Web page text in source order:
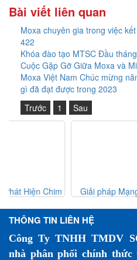
Bài viết liên quan
Moxa chuyên gia trong việc
422
Khóa đào tạo MTSC Đầu
Cuộc Gặp Gỡ Giữa Moxa và
Moxa Việt Nam Chúc mừng
gì đã đạt được trong 2023
Trước
1 Sau
Trung Tâm Dữ Liệu
Giải
THÔNG TIN LIÊN HỆ
Công Ty TNHH TMDV
nhà phân phối chính